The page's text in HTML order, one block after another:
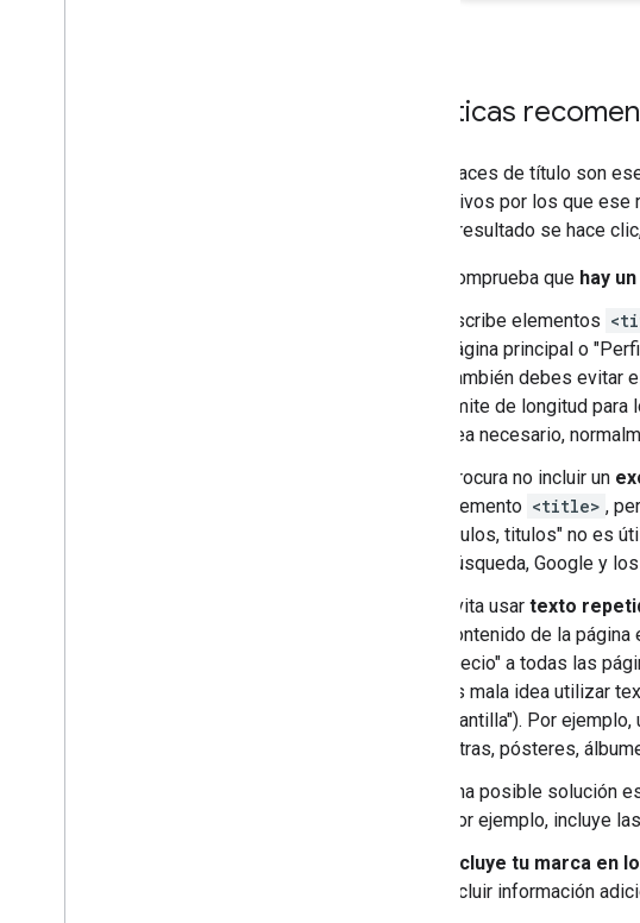
Prácticas
Los enlaces de título son
los motivos por los que
en qué resultado se hace
Comprueba que hay
Escribe elementos
página principal o
También debes
límite de longitud
sea necesario,
Procura no incluir un
elemento <title> ,
títulos, titulos" no es
búsqueda, Google y
Evita usar texto
contenido de la
precio" a todas las
es mala idea utilizar
plantilla"). Por
letras, pósteres,
Una posible solución
Por ejemplo, incluye
Incluye tu marca en
incluir información